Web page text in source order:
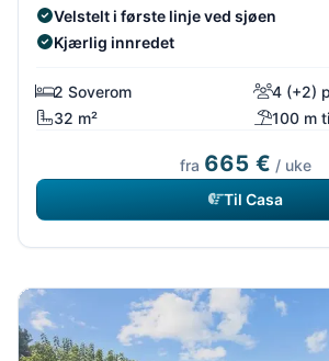
Velstelt i første linje ved sjøen
Kjærlig innredet
2 Soverom
4 (+2)
32 m²
100 m
fra 665 € / uke
Til Casa